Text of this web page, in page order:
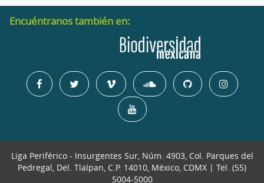
Encuéntranos también en:
Liga Periférico - Insurgentes Sur, Núm. 4903, Col. Parques del
Pedregal, Del. Tlalpan, C.P. 14010, México, CDMX | Tel. (55)
5004-5000